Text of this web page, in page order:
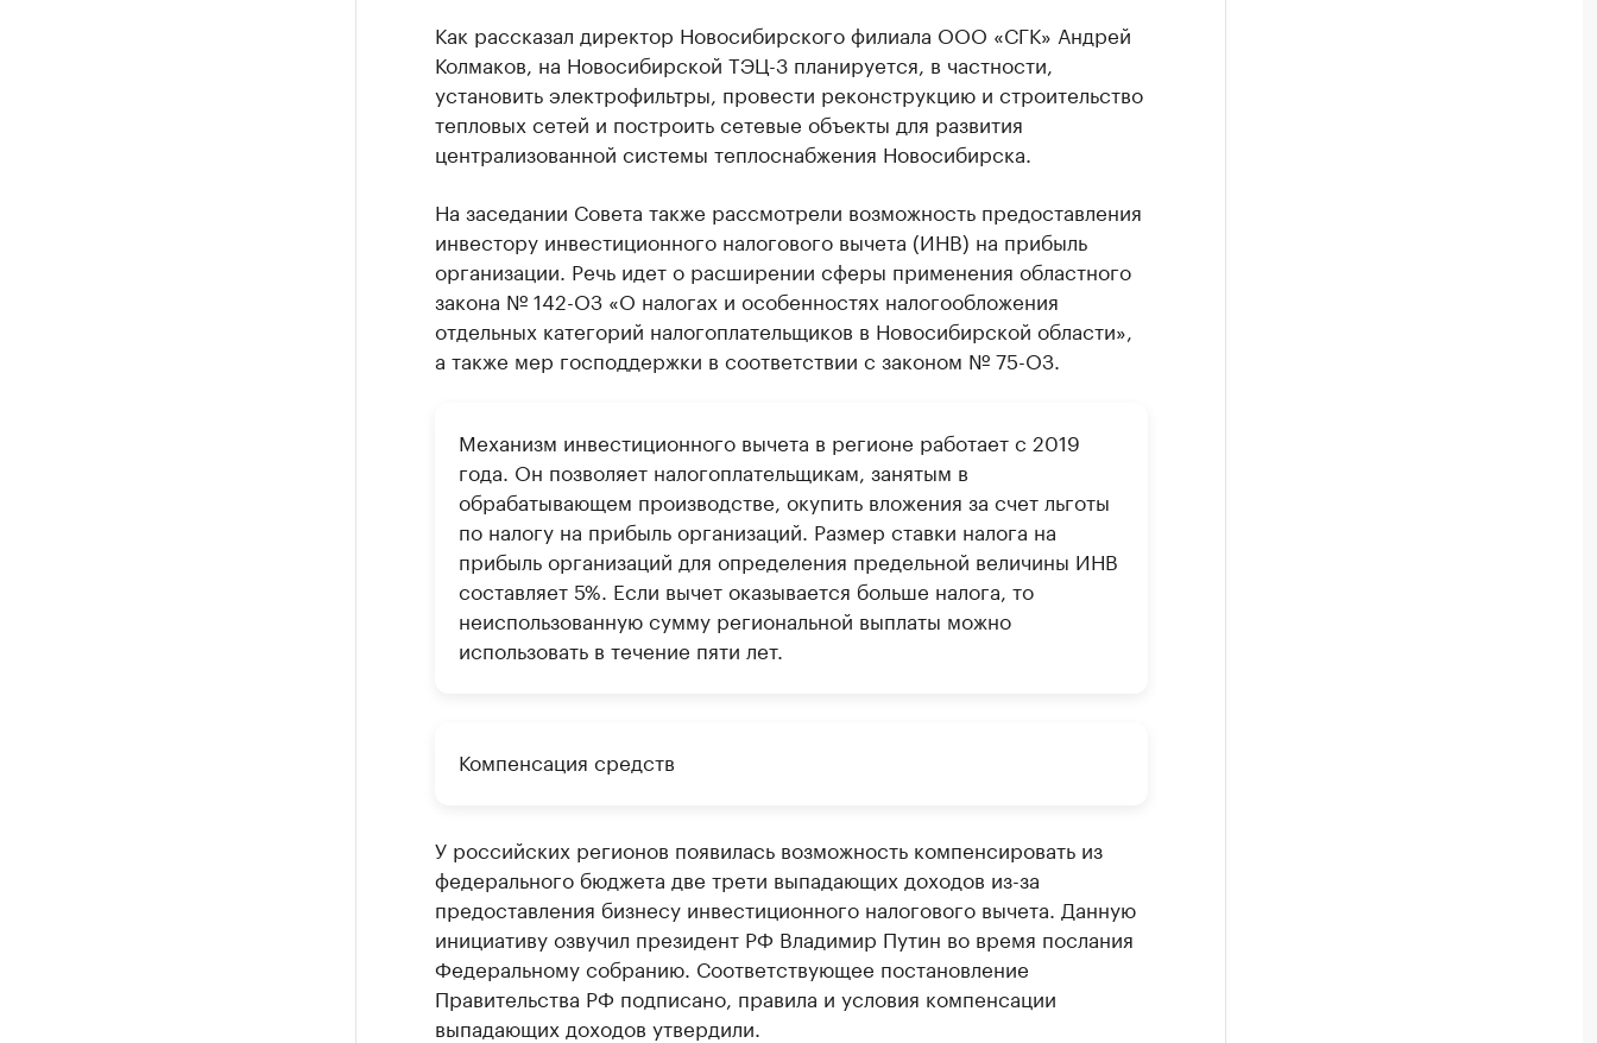
Как рассказал директор Новосибирского филиала ООО «СГК» Андрей
Колмаков, на Новосибирской ТЭЦ-3 планируется, в частности,
установить электрофильтры, провести реконструкцию и строительство
тепловых сетей и построить сетевые объекты для развития
централизованной системы теплоснабжения Новосибирска.
На заседании Совета также рассмотрели возможность предоставления
инвестору инвестиционного налогового вычета (ИНВ) на прибыль
организации. Речь идет о расширении сферы применения областного
закона № 142-ОЗ «О налогах и особенностях налогообложения
отдельных категорий налогоплательщиков в Новосибирской области»,
а также мер господдержки в соответствии с законом № 75-ОЗ.
Механизм инвестиционного вычета в регионе работает с 2019
года. Он позволяет налогоплательщикам, занятым в
обрабатывающем производстве, окупить вложения за счет льготы
по налогу на прибыль организаций. Размер ставки налога на
прибыль организаций для определения предельной величины ИНВ
составляет 5%. Если вычет оказывается больше налога, то
неиспользованную сумму региональной выплаты можно
использовать в течение пяти лет.
Компенсация средств
У российских регионов появилась возможность компенсировать из
федерального бюджета две трети выпадающих доходов из-за
предоставления бизнесу инвестиционного налогового вычета. Данную
инициативу озвучил президент РФ Владимир Путин во время послания
Федеральному собранию. Соответствующее постановление
Правительства РФ подписано, правила и условия компенсации
выпадающих доходов утвердили.